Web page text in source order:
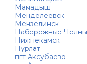
Мамадыш
Менделеевск
Мензелинск
Набережные Челны
Нижнекамск
Нурлат
пгт Аксубаево